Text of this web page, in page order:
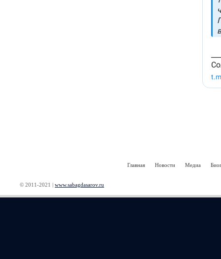
Главная Новости Медиа
© 2011-2021 | www.sabagdasarov.ru